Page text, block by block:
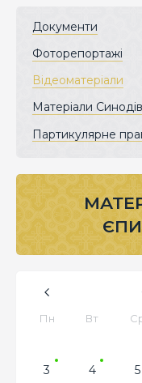
Документи
Фоторепортажі
Відеоматеріали
Матеріали Синодів
Партикулярне
Пн Вт
3
4 5